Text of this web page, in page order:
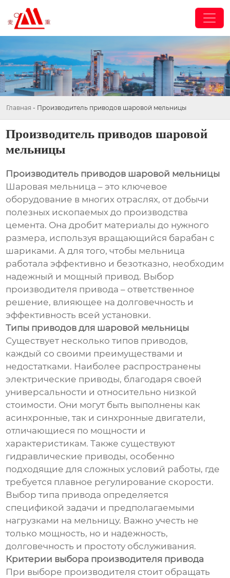
Главная - Производитель приводов шаровой мельницы
Производитель приводов шаровой
мельницы
Производитель приводов шаровой мельницы
Шаровая мельница – это ключевое
оборудование в многих отраслях, от добычи
полезных ископаемых до производства
цемента. Она дробит материалы до нужного
размера, используя вращающийся барабан с
шариками. А для того, чтобы мельница
работала эффективно и безотказно, необходим
надежный и мощный привод. Выбор
производителя привода – ответственное
решение, влияющее на долговечность и
эффективность всей установки.
Типы приводов для шаровой мельницы
Существует несколько типов приводов,
каждый со своими преимуществами и
недостатками. Наиболее распространены
электрические приводы, благодаря своей
универсальности и относительно низкой
стоимости. Они могут быть выполнены как
асинхронные, так и синхронные двигатели,
отличающиеся по мощности и
характеристикам. Также существуют
гидравлические приводы, особенно
подходящие для сложных условий работы, где
требуется плавное регулирование скорости.
Выбор типа привода определяется
спецификой задачи и предполагаемыми
нагрузками на мельницу. Важно учесть не
только мощность, но и надежность,
долговечность и простоту обслуживания.
Критерии выбора производителя привода
При выборе производителя стоит обращать